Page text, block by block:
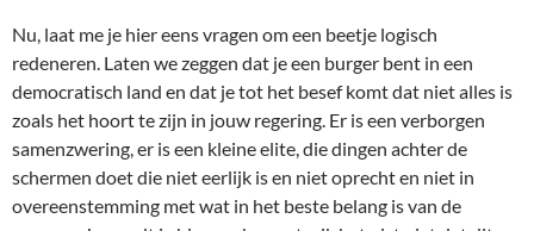
Nu, laat me je hier eens vragen om een beetje logisch
redeneren. Laten we zeggen dat je een burger bent in een
democratisch land en dat je tot het besef komt dat niet alles is
zoals het hoort te zijn in jouw regering. Er is een verborgen
samenzwering, er is een kleine elite, die dingen achter de
schermen doet die niet eerlijk is en niet oprecht en niet in
overeenstemming met wat in het beste belang is van de